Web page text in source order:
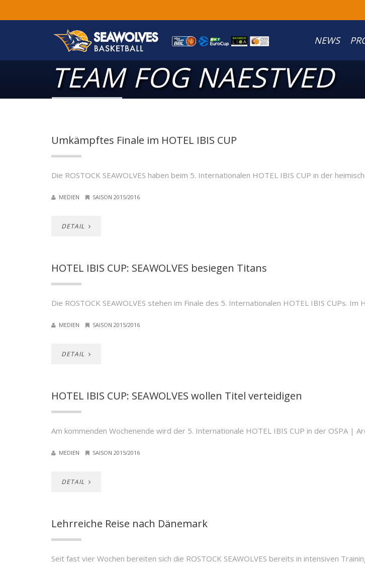
NEWS
TEAM FOG NAESTVED
Umkämpftes Finale im HOTEL IBIS CUP
Die ROSTOCK SEAWOLVES haben beim 5. Internationalen HOTEL IBIS CUP in der
MEDIEN SAISON 2015/2016
DETAIL
HOTEL IBIS CUP: SEAWOLVES besiegen Titans
Die ROSTOCK SEAWOLVES stehen im Finale des 5. Internationalen HOTEL IBIS CUPs.
MEDIEN SAISON 2015/2016
DETAIL
HOTEL IBIS CUP: SEAWOLVES wollen Titel verteidigen
Am kommenden Wochenende wird der 5. Internationale HOTEL IBIS CUP in der OSPA |
MEDIEN SAISON 2015/2016
DETAIL
Lehrreiche Reise nach Dänemark
Seit fast vier Wochen bereiten sich die ROSTOCK SEAWOLVES bereits in intensiven